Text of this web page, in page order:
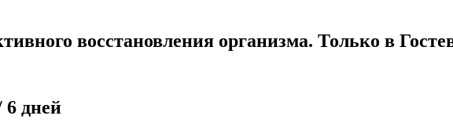
восстановления организма. Только в
6 дней